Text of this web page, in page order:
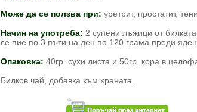
Може да се ползва при: уретрит, простатит,
Начин на употреба: 2 супени лъжици от
се пие по 3 пъти на ден по 120 грама преди
Опаковка: 40гр. сухи листа и 50гр. кора в
Билков чай, добавка към храната.